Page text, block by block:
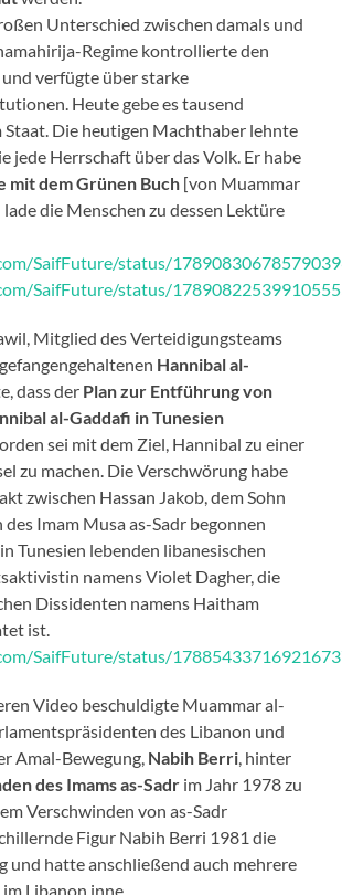
Unterschied zwischen damals und
Regime kontrollierte den
verfügte über starke
Heute gebe es tausend
Die heutigen Machthaber lehnte
jede Herrschaft über das Volk. Er habe
mit dem Grünen Buch [von Muammar
die Menschen zu dessen Lektüre
SaifFuture/status/
SaifFuture/status/
Mitglied des Verteidigungsteams
Hannibal al-
dass der Plan zur Entführung von
al-Gaddafi in Tunesien
sei mit dem Ziel, Hannibal zu einer
zu machen. Die Verschwörung habe
zwischen Hassan Jakob, dem Sohn
Imam Musa as-Sadr begonnen
Tunesien lebenden libanesischen
namens Violet Dagher, die
Dissidenten namens Haitham
ist.
SaifFuture/status/
Video beschuldigte Muammar al-
des Libanon und
Amal-Bewegung, Nabih Berri , hinter
des Imams as-Sadr im Jahr 1978 zu
Verschwinden von as-Sadr
Figur Nabih Berri 1981 die
und hatte anschließend auch mehrere
Libanon inne.